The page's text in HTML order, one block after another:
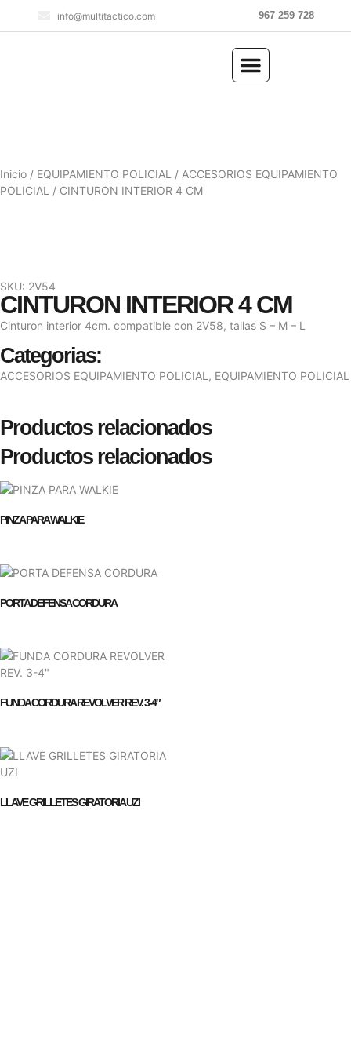
info@multitactico.com 967 259 728
Inicio / EQUIPAMIENTO POLICIAL / ACCESORIOS EQUIPAMIENTO
POLICIAL / CINTURON INTERIOR 4 CM
SKU: 2V54
CINTURON INTERIOR 4 CM
Cinturon interior 4cm. compatible con 2V58, tallas S – M – L
Categorias:
ACCESORIOS EQUIPAMIENTO POLICIAL , EQUIPAMIENTO POLICIAL
Productos relacionados
Productos relacionados
PINZA PARA WALKIE
PORTA DEFENSA CORDURA
FUNDA CORDURA REVOLVER REV. 3-4″
LLAVE GRILLETES GIRATORIA UZI